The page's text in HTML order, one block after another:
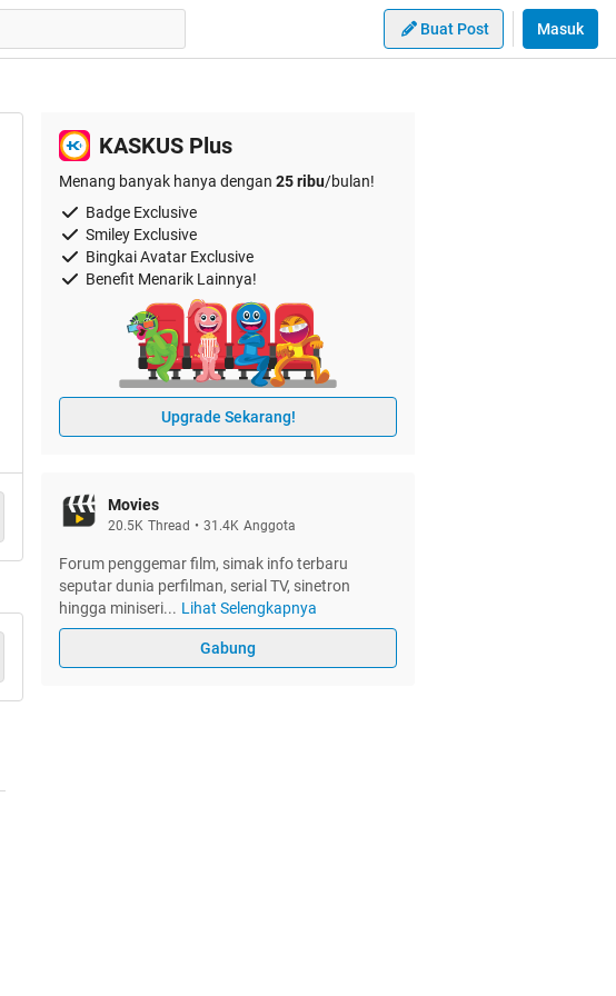
Buat Post Masuk
KASKUS Plus
Menang banyak hanya dengan 25 ribu/bulan!
Badge Exclusive
Smiley Exclusive
Bingkai Avatar Exclusive
Benefit Menarik Lainnya!
Upgrade Sekarang!
Movies
20.5K Thread • 31.4K Anggota
Forum penggemar film, simak info terbaru
seputar dunia perfilman, serial TV, sinetron
hingga miniseri... Lihat Selengkapnya
Gabung